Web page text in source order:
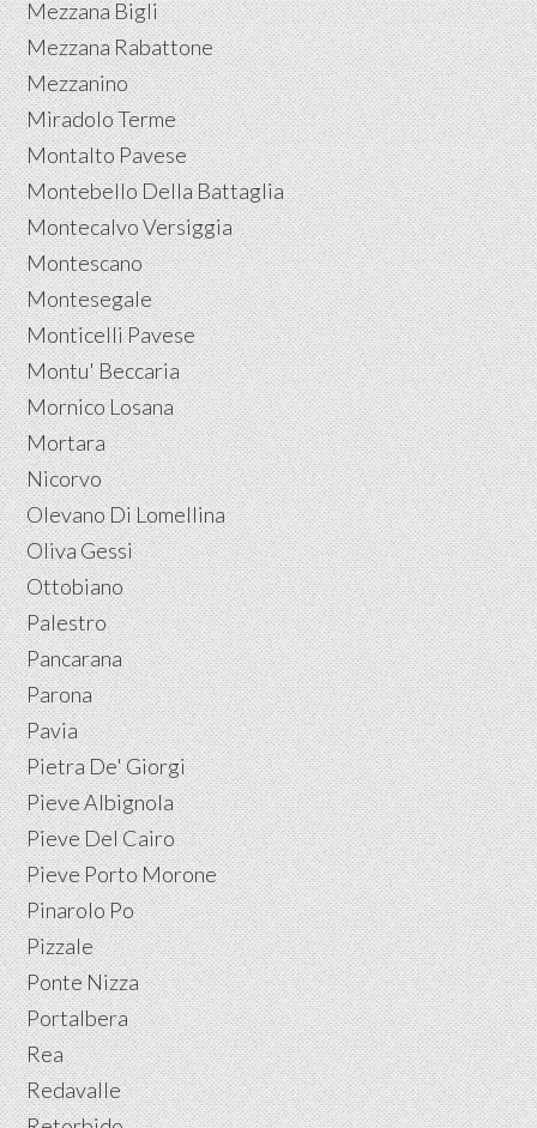
Mezzana Bigli
Mezzana Rabattone
Mezzanino
Miradolo Terme
Montalto Pavese
Montebello Della Battaglia
Montecalvo Versiggia
Montescano
Montesegale
Monticelli Pavese
Montu' Beccaria
Mornico Losana
Mortara
Nicorvo
Olevano Di Lomellina
Oliva Gessi
Ottobiano
Palestro
Pancarana
Parona
Pavia
Pietra De' Giorgi
Pieve Albignola
Pieve Del Cairo
Pieve Porto Morone
Pinarolo Po
Pizzale
Ponte Nizza
Portalbera
Rea
Redavalle